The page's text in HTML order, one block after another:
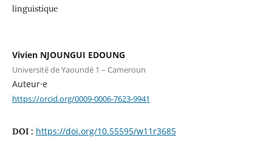
linguistique
Vivien NJOUNGUI EDOUNG
Université de Yaoundé 1 – Cameroun
Auteur·e
https://orcid.org/0009-0006-7623-9941
DOI : https://doi.org/10.55595/w11r3685